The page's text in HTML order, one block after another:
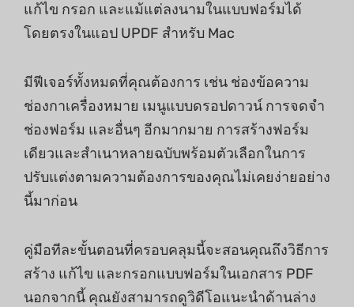
แก้ไข กรอก และแม้แต่ลงนามในแบบฟอร์มได้
โดยตรงในแอป UPDF สำหรับ Mac
มีฟีเจอร์ทั้งหมดที่คุณต้องการ เช่น ช่องข้อความ
ช่องกาเครื่องหมาย เมนูแบบดรอปดาวน์ การจดจำ
ช่องฟอร์ม และอื่นๆ อีกมากมาย การสร้างฟอร์ม
เดียวและสำเนาหลายฉบับพร้อมตัวเลือกในการ
ปรับแต่งตามความต้องการของคุณไม่เคยง่ายอย่าง
นี้มาก่อน
คู่มือทีละขั้นตอนที่ครอบคลุมนี้จะสอนคุณถึงวิธีการ
สร้าง แก้ไข และกรอกแบบฟอร์มในเอกสาร PDF
นอกจากนี้ คุณยังสามารถดูวิดีโอแนะนำด้านล่าง